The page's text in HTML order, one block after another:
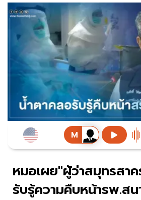
หมอเผย"ผู้ว่าสมุทรสา
รับรู้ความคืบหน้ารพ.สน